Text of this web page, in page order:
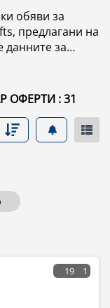
обяви за
предлагани на
данните за
употребявани
ОФЕРТИ : 31
19 1